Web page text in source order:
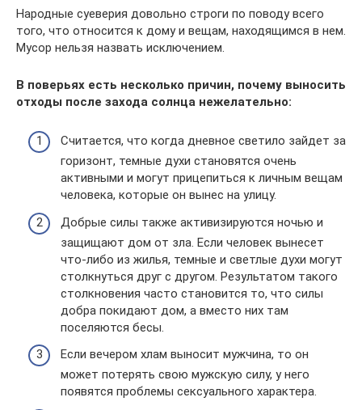
Народные суеверия довольно строги по поводу всего
того, что относится к дому и вещам, находящимся в нем.
Мусор нельзя назвать исключением.
В поверьях есть несколько причин, почему выносить
отходы после захода солнца нежелательно:
Считается, что когда дневное светило зайдет за
горизонт, темные духи становятся очень
активными и могут прицепиться к личным вещам
человека, которые он вынес на улицу.
Добрые силы также активизируются ночью и
защищают дом от зла. Если человек вынесет
что-либо из жилья, темные и светлые духи могут
столкнуться друг с другом. Результатом такого
столкновения часто становится то, что силы
добра покидают дом, а вместо них там
поселяются бесы.
Если вечером хлам выносит мужчина, то он
может потерять свою мужскую силу, у него
появятся проблемы сексуального характера.